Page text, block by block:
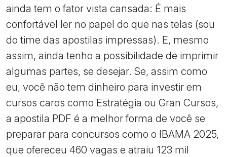
ainda tem o fator vista cansada: É mais
confortável ler no papel do que nas telas (sou
do time das apostilas impressas). E, mesmo
assim, ainda tenho a possibilidade de imprimir
algumas partes, se desejar. Se, assim como
eu, você não tem dinheiro para investir em
cursos caros como Estratégia ou Gran Cursos,
a apostila PDF é a melhor forma de você se
preparar para concursos como o IBAMA 2025,
que ofereceu 460 vagas e atraiu 123 mil